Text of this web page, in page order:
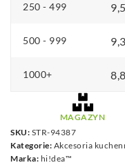
250 - 499
500 - 999
1000+
MAGAZYN
SKU: STR-94387
Kategorie: Akcesoria
Marka: hi!dea™